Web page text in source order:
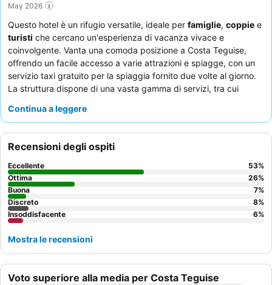
May 2026
Questo hotel è un rifugio versatile, ideale per famiglie, coppie e
turisti che cercano un'esperienza di vacanza vivace e
coinvolgente. Vanta una comoda posizione a Costa Teguise,
offrendo un facile accesso a varie attrazioni e spiagge, con un
servizio taxi gratuito per la spiaggia fornito due volte al giorno.
La struttura dispone di una vasta gamma di servizi, tra cui
sportivi per padel e tennis. Gli ospiti lodano costantemente
. Per un souvenir memorabile, assicuratevi di provare la
Magic Mirror Photo Booth
Continua a leggere
Voto superiore alla media per Costa Teguise
Recensioni degli ospiti
Eccellente 53%
Ottima
26%
Buona
7%
Discreto
8%
Insoddisfacente
6%
Mostra le recensioni